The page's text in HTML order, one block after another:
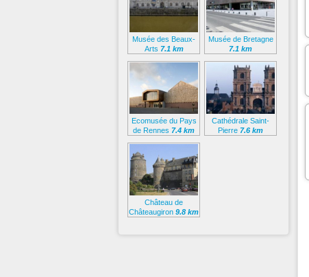
Musée des Beaux-
Arts 7.1 km
Musée de Bretagne
7.1 km
Ecomusée du Pays
de Rennes 7.4 km
Cathédrale Saint-
Pierre 7.6 km
Château de
Châteaugiron 9.8 km